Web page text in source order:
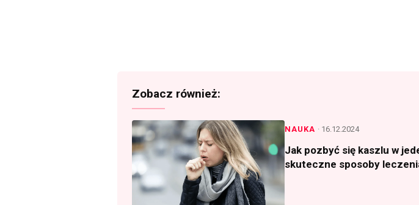
Zobacz również:
NAUKA · 16.12.2024
Jak pozbyć się kaszlu w
skuteczne sposoby